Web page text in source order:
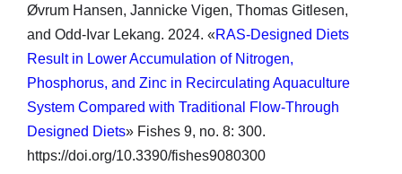
Øvrum Hansen, Jannicke Vigen, Thomas Gitlesen,
and Odd-Ivar Lekang. 2024. «RAS-Designed Diets
Result in Lower Accumulation of Nitrogen,
Phosphorus, and Zinc in Recirculating Aquaculture
System Compared with Traditional Flow-Through
Designed Diets» Fishes 9, no. 8: 300.
https://doi.org/10.3390/fishes9080300